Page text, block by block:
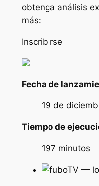
obtenga análisis
más:
Inscribirse
Fecha de
19 de
Tiempo de
197 minutos